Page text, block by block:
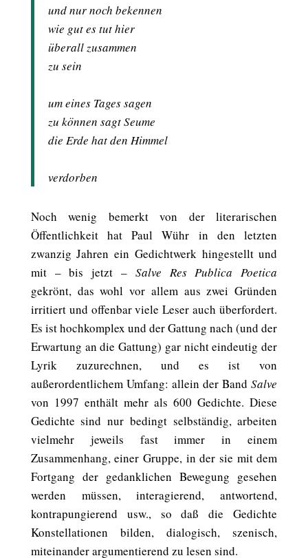
und nur noch bekennen
wie gut es tut hier
überall zusammen
zu sein
um eines Tages sagen
zu können sagt Seume
die Erde hat den Himmel
verdorben
Noch wenig bemerkt von der literarischen
Öffentlichkeit hat Paul Wühr in den letzten
zwanzig Jahren ein Gedichtwerk hingestellt und
mit – bis jetzt – Salve Res Publica Poetica
gekrönt, das wohl vor allem aus zwei Gründen
irritiert und offenbar viele Leser auch überfordert.
Es ist hochkomplex und der Gattung nach (und der
Erwartung an die Gattung) gar nicht eindeutig der
Lyrik zuzurechnen, und es ist von
außerordentlichem Umfang: allein der BandSalve
von 1997 enthält mehr als 600 Gedichte. Diese
Gedichte sind nur bedingt selbständig, arbeiten
vielmehr jeweils fast immer in einem
Zusammenhang, einer Gruppe, in der sie mit dem
Fortgang der gedanklichen Bewegung gesehen
werden müssen, interagierend, antwortend,
kontrapungierend usw., so daß die Gedichte
Konstellationen bilden, dialogisch, szenisch,
miteinander argumentierend zu lesen sind.